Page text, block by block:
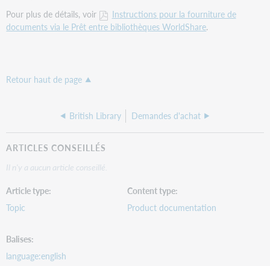
Pour plus de détails, voir
Instructions pour la fourniture de
documents via le Prêt entre bibliothèques WorldShare.
Retour haut de page
British Library Demandes d'achat
ARTICLES CONSEILLÉS
Il n'y a aucun article conseillé.
Article type
Topic
Content type
Product documentation
Balises
language:english